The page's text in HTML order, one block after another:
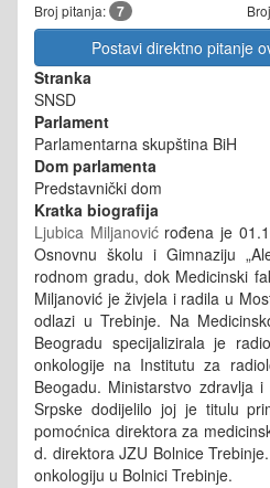
Broj pitanja: 7
Postavi direktno pitanje
Stranka
SNSD
Parlament
Parlamentarna skupština BiH
Dom parlamenta
Predstavnički dom
Kratka biografija
Ljubica Miljanovićrođena je
Osnovnu školu i Gimnaziju
rodnom gradu, dok Medicinski
Miljanović je živjela i radila u
odlazi u Trebinje. Na
Beogradu specijalizirala je
onkologije na Institutu za
Beogadu. Ministarstvo zdravlja
Srpske dodijelilo joj je titulu
pomoćnica direktora za
d. direktora JZU Bolnice
onkologiju u Bolnici Trebinje.